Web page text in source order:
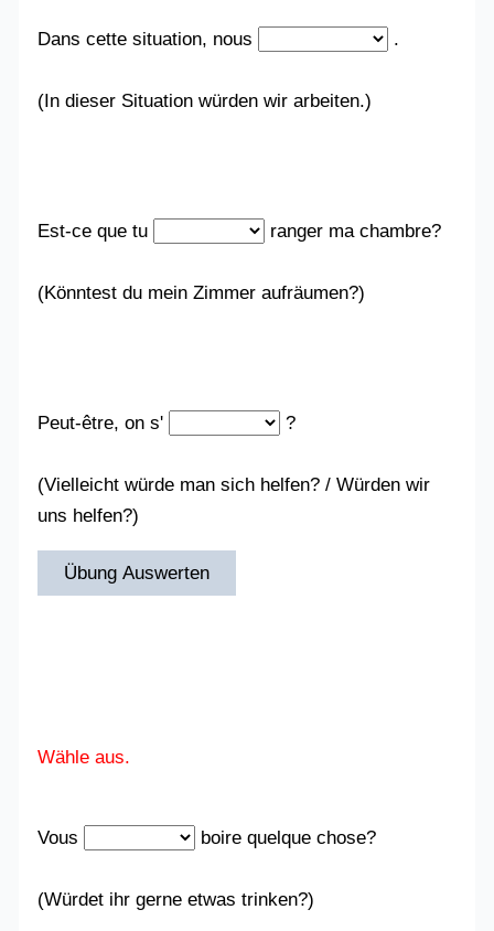
Dans cette situation, nous .
(In dieser Situation würden wir arbeiten.)
Est-ce que tu ranger ma chambre?
(Könntest du mein Zimmer aufräumen?)
Peut-être, on s' ?
(Vielleicht würde man sich helfen? / Würden wir
uns helfen?)
Übung Auswerten
Wähle aus.
Vous boire quelque chose?
(Würdet ihr gerne etwas trinken?)